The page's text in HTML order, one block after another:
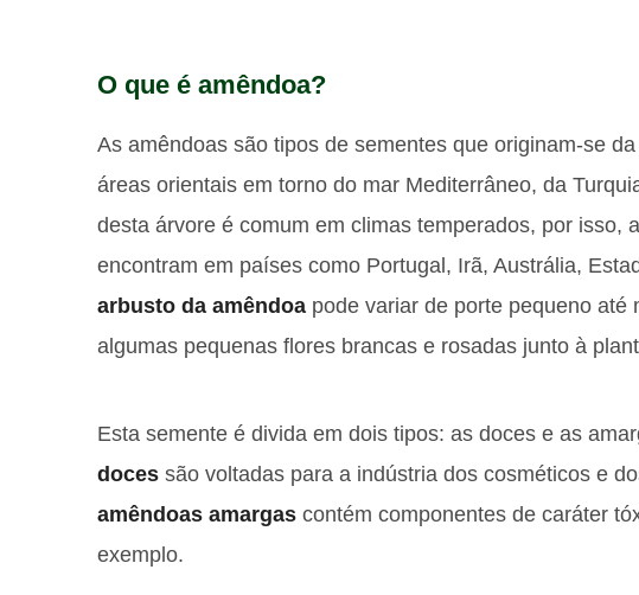
O que é amêndoa?
As amêndoas são tipos de sementes que originam-se da
áreas orientais em torno do mar Mediterrâneo, da
desta árvore é comum em climas temperados, por isso,
encontram em países como Portugal, Irã, Austrália,
arbusto da amêndoa pode variar de porte pequeno até
algumas pequenas flores brancas e rosadas junto à
Esta semente é divida em dois tipos: as doces e as
doces são voltadas para a indústria dos cosméticos e
amêndoas amargas contém componentes de caráter
exemplo.